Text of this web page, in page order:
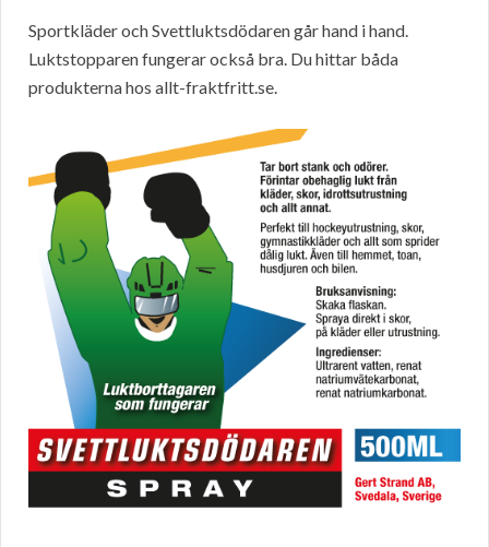
Sportkläder och Svettluktsdödaren går hand i hand.
Luktstopparen fungerar också bra. Du hittar båda
produkterna hos allt-fraktfritt.se.